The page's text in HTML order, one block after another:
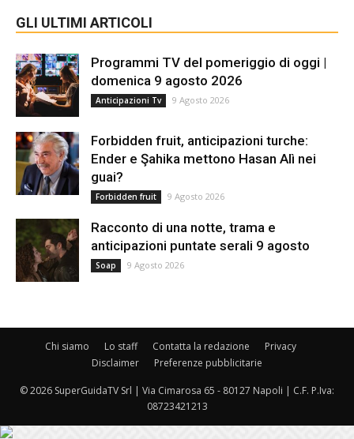
GLI ULTIMI ARTICOLI
Programmi TV del pomeriggio di oggi |
domenica 9 agosto 2026
Anticipazioni Tv 9 Agosto 2026
Forbidden fruit, anticipazioni turche:
Ender e Şahika mettono Hasan Alì nei
guai?
Forbidden fruit 9 Agosto 2026
Racconto di una notte, trama e
anticipazioni puntate serali 9 agosto
Soap 9 Agosto 2026
Chi siamo Lo staff Contatta la redazione
Privacy
Disclaimer
Preferenze pubblicitarie
© 2026 SuperGuidaTV Srl | Via Cimarosa 65 - 80127 Napoli | C.F. P.Iva:
08723421213